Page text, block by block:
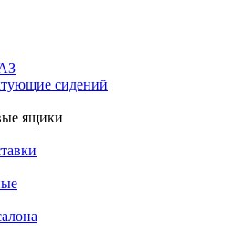
сидений
ящики